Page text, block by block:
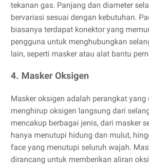
tekanan gas. Panjang dan diameter
bervariasi sesuai dengan kebutuhan.
biasanya terdapat konektor yang
pengguna untuk menghubungkan
lain, seperti masker atau alat bantu
4. Masker Oksigen
Masker oksigen adalah perangkat
menghirup oksigen langsung dari
mencakup berbagai jenis, dari masker
hanya menutupi hidung dan mulut,
face yang menutupi seluruh wajah.
dirancang untuk memberikan aliran